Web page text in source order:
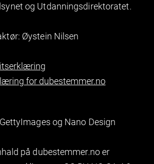
og Utdanningsdirektoratet.
Øystein Nilsen
for dubestemmer.no
og Nano Design
på dubestemmer.no er